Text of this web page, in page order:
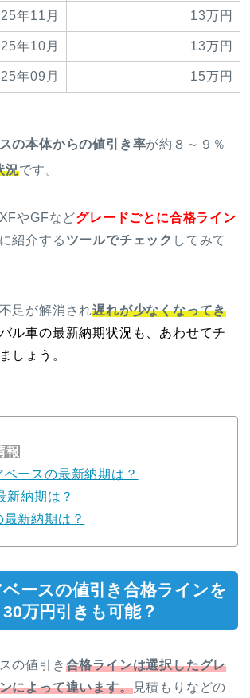
年11月 13万円
年10月 13万円
年09月 15万円
の本体からの値引き率が約８～９％
況です。
やGFなどグレードごとに合格ライン
紹介する ツールでチェック してみて
足が解消され遅れが少なくなってき
ル車の最新納期状況も、あわせてチ
しょう。
報
ベースの最新納期は？
新納期は？
新納期は？
ースの値引き合格ラインを
万円引きも可能？
の値引き 合格ラインは選択したグレ
によって違います。見積もりなどの